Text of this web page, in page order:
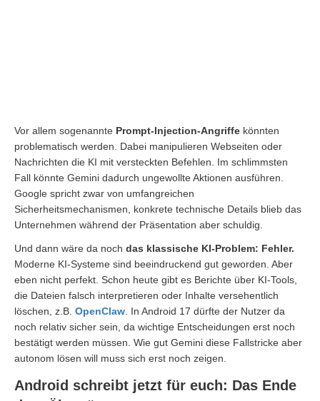
Vor allem sogenannte Prompt-Injection-Angriffe könnten
problematisch werden. Dabei manipulieren Webseiten oder
Nachrichten die KI mit versteckten Befehlen. Im schlimmsten
Fall könnte Gemini dadurch ungewollte Aktionen ausführen.
Google spricht zwar von umfangreichen
Sicherheitsmechanismen, konkrete technische Details blieb das
Unternehmen während der Präsentation aber schuldig.
Und dann wäre da noch das klassische KI-Problem: Fehler.
Moderne KI-Systeme sind beeindruckend gut geworden. Aber
eben nicht perfekt. Schon heute gibt es Berichte über KI-Tools,
die Dateien falsch interpretieren oder Inhalte versehentlich
löschen, z.B. OpenClaw. In Android 17 dürfte der Nutzer da
noch relativ sicher sein, da wichtige Entscheidungen erst noch
bestätigt werden müssen. Wie gut Gemini diese Fallstricke aber
autonom lösen will muss sich erst noch zeigen.
Android schreibt jetzt für euch: Das Ende